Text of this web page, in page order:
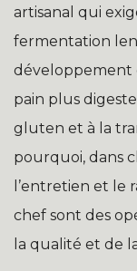
artisanal qui
fermentation
développement
pain plus
gluten et à la
pourquoi, dans
l’entretien et le
chef sont des
la qualité et de